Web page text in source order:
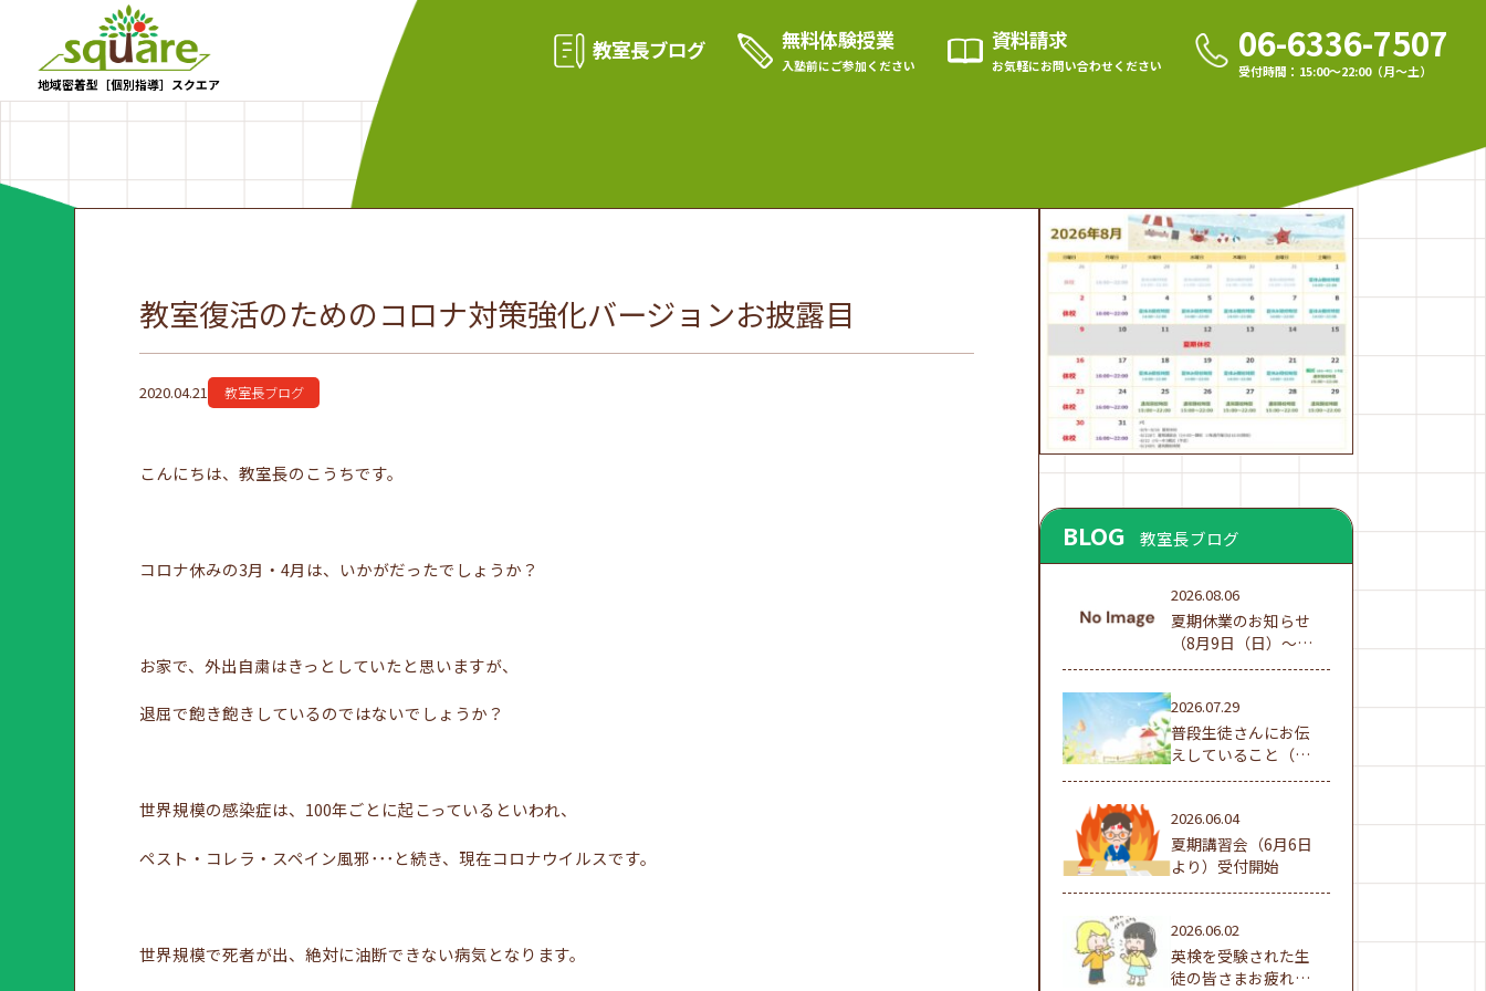
地域密着型［個別指導］スクエア
教室長ブログ 無料体験授業
入塾前にご参加ください
資料請求
お気軽にお問い合わせください 06-6336-7507
受付時間：15:00〜22:00（月〜土）
教室復活のためのコロナ対策強化バージョンお披露目
2020.04.21 教室長ブログ
こんにちは、教室長のこうちです。
コロナ休みの3月・4月は、いかがだったでしょうか？
お家で、外出自粛はきっとしていたと思いますが、
退屈で飽き飽きしているのではないでしょうか？
世界規模の感染症は、100年ごとに起こっているといわれ、
ペスト・コレラ・スペイン風邪･･･と続き、現在コロナウイルスです。
世界規模で死者が出、絶対に油断できない病気となります。
BLOG 教室長ブログ
2026.08.06
夏期休業のお知らせ
（8月9日（日）～16
日（日））
2026.07.29
普段生徒さんにお伝
えしていること（夏
休み編①）
2026.06.04
夏期講習会（6月6日
より）受付開始
2026.06.02
英検を受験された生
徒の皆さまお疲れ様